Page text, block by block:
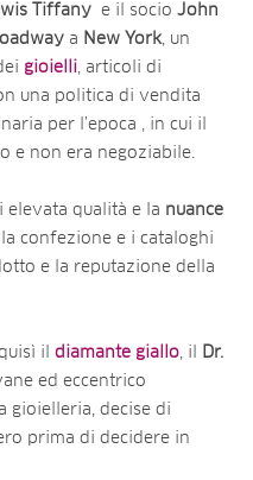
Tiffany e il socio John
a New York, un
gioielli, articoli di
una politica di vendita
per l’epoca , in cui il
e non era negoziabile.
elevata qualità e la nuance
confezione e i cataloghi
e la reputazione della
il diamante giallo, il
Dr.
ed eccentrico
gioielleria, decise di
prima di decidere in